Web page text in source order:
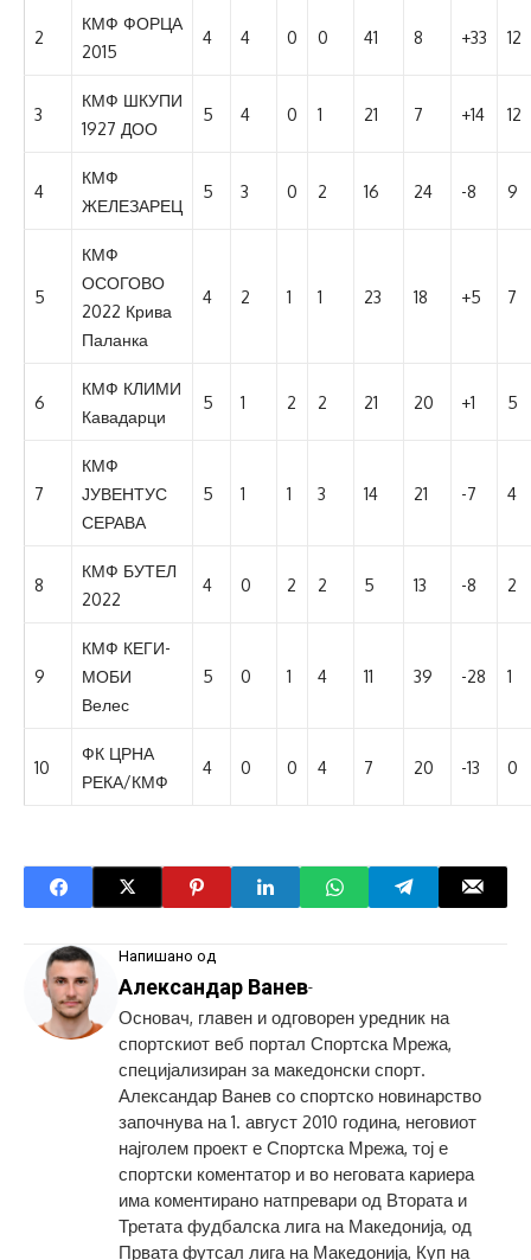
2
КМФ ФОРЦА
2015
4 4 0 0 41 8 +33 12
3
КМФ ШКУПИ
1927 ДОО
5 4 0 1 21 7 +14 12
4
КМФ
ЖЕЛЕЗАРЕЦ
5 3 0 2 16 24 -8 9
5
КМФ
ОСОГОВО
2022 Крива
Паланка
4 2 1 1 23 18 +5 7
6
КМФ КЛИМИ
Кавадарци
5 1 2 2 21 20 +1 5
7
КМФ
ЈУВЕНТУС
СЕРАВА
5 1 1 3 14 21 -7 4
8
КМФ БУТЕЛ
2022
4 0 2 2 5 13 -8 2
9
КМФ КЕГИ-
МОБИ
Велес
5 0 1 4 11 39 -28 1
10
ФК ЦРНА
РЕКА/КМФ
4 0 0 4 7 20 -13 0
Напишано од
Александар Ванев-
Основач, главен и одговорен уредник на
спортскиот веб портал Спортска Мрежа,
специјализиран за македонски спорт.
Александар Ванев со спортско новинарство
започнува на 1. август 2010 година, неговиот
најголем проект е Спортска Мрежа, тој е
спортски коментатор и во неговата кариера
има коментирано натпревари од Втората и
Третата фудбалска лига на Македонија, од
Првата футсал лига на Македонија, Куп на